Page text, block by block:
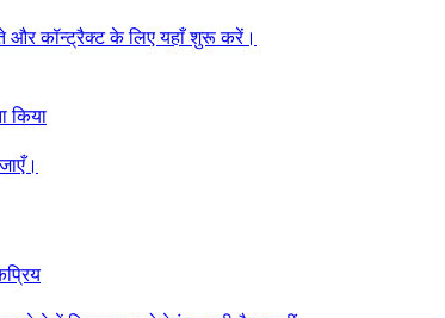
कॉन्ट्रैक्ट के लिए यहाँ शुरू करें।
किया